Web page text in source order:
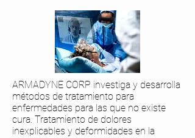
ARMADYNE CORP investiga y desarrolla
métodos de tratamiento para
enfermedades para las que no existe
cura. Tratamiento de dolores
inexplicables y deformidades en la